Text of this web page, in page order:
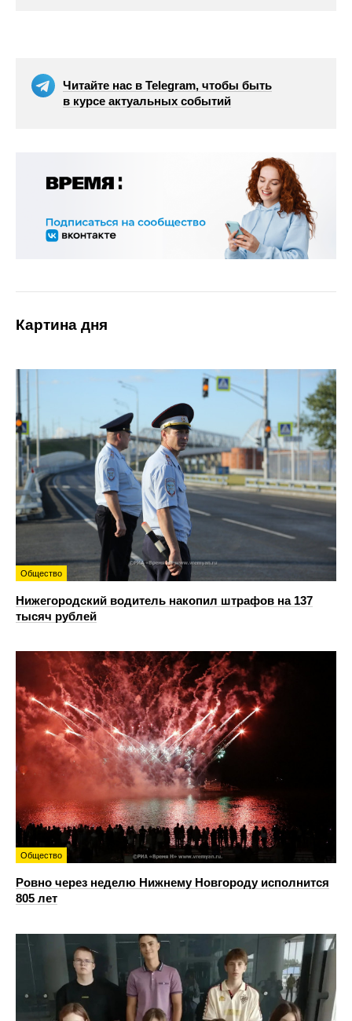
Читайте нас в Telegram, чтобы быть
в курсе актуальных событий
Картина дня
Общество
Нижегородский водитель накопил штрафов на 137
тысяч рублей
Общество
Ровно через неделю Нижнему Новгороду исполнится
805 лет